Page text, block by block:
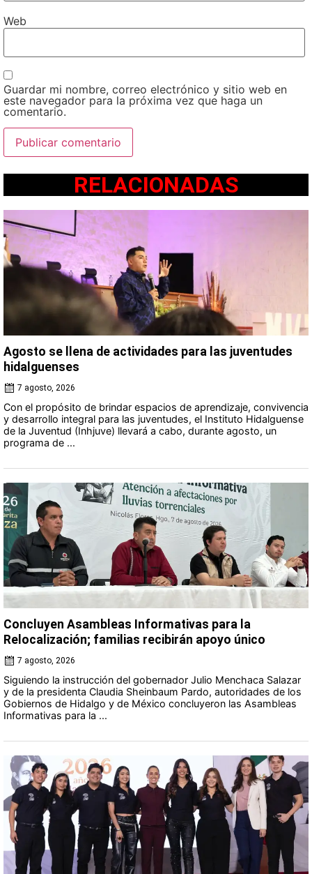
Web
Guardar mi nombre, correo electrónico y sitio web en
este navegador para la próxima vez que haga un
comentario.
RELACIONADAS
Agosto se llena de actividades para las juventudes
hidalguenses
7 agosto, 2026
Con el propósito de brindar espacios de aprendizaje, convivencia
y desarrollo integral para las juventudes, el Instituto Hidalguense
de la Juventud (Inhjuve) llevará a cabo, durante agosto, un
programa de ...
Concluyen Asambleas Informativas para la
Relocalización; familias recibirán apoyo único
7 agosto, 2026
Siguiendo la instrucción del gobernador Julio Menchaca Salazar
y de la presidenta Claudia Sheinbaum Pardo, autoridades de los
Gobiernos de Hidalgo y de México concluyeron las Asambleas
Informativas para la ...